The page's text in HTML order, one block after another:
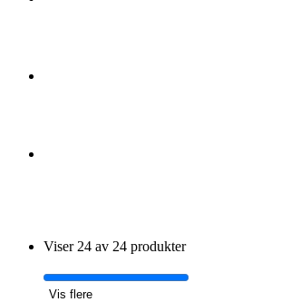
Viser 24 av 24 produkter
Vis flere